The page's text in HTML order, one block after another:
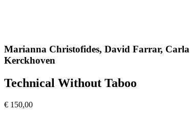
Marianna Christofides, David Farrar,
Kerckhoven
Technical Without Taboo
€ 150,00